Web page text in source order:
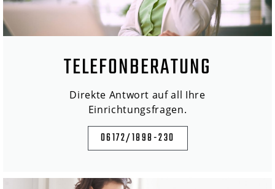
TELEFONBERATUNG
Direkte Antwort auf all Ihre
Einrichtungsfragen.
06172/1898-230